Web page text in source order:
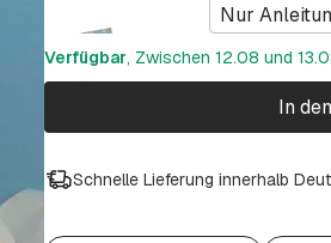
Nur
Verfügbar, Zwischen 12.08 und
In
Schnelle Lieferung innerhalb